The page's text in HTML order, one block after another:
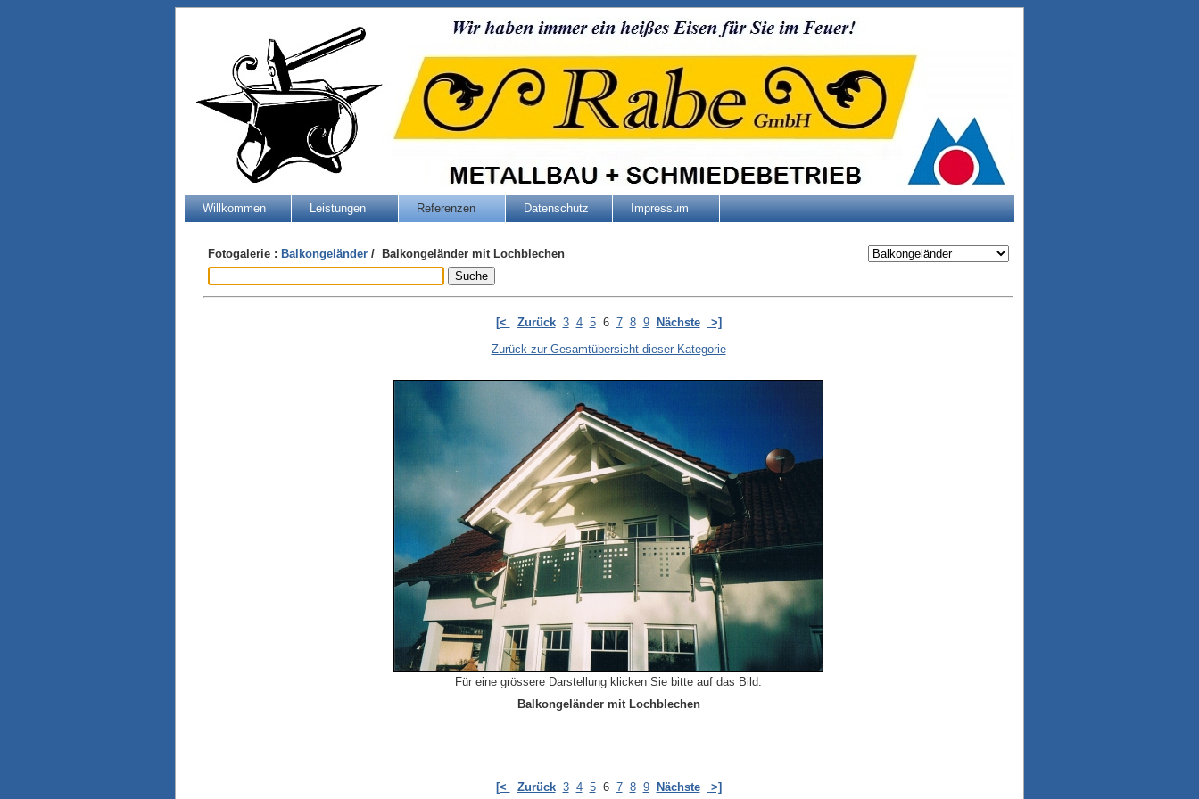
Willkommen Leistungen Referenzen Datenschutz Impressum
Fotogalerie : Balkongeländer / Balkongeländer mit Lochblechen
[< Zurück 3 4 56 7 8 9 Nächste
>]
Zurück zur Gesamtübersicht dieser Kategorie
Für eine grössere Darstellung klicken Sie bitte auf das Bild.
Balkongeländer mit Lochblechen
[< Zurück 3 4 56 7 8 9 Nächste >]